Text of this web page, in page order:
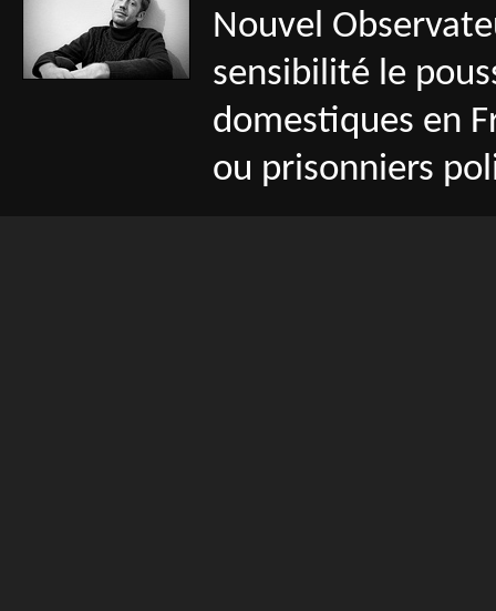
Nouvel
sensibilité le
domestiques en
ou prisonniers